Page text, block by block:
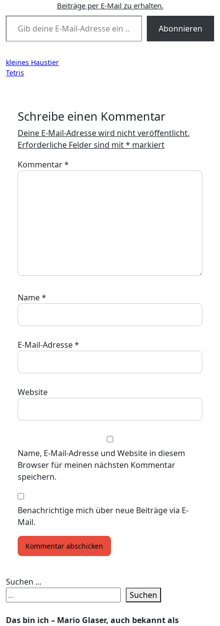
Beiträge per E-Mail zu erhalten.
Gib deine E-Mail-Adresse ein ...
Abonnieren
Beitragsnavigation
kleines Haustier
Tetris
Schreibe einen Kommentar
Deine E-Mail-Adresse wird nicht veröffentlicht.
Erforderliche Felder sind mit* markiert
Kommentar*
Name*
E-Mail-Adresse*
Website
Name, E-Mail-Adresse und Website in diesem
Browser für meinen nächsten Kommentar
speichern.
Benachrichtige mich über neue Beiträge via E-
Mail.
Suchen ...
Suchen
Das bin ich – Mario Glaser, auch bekannt als